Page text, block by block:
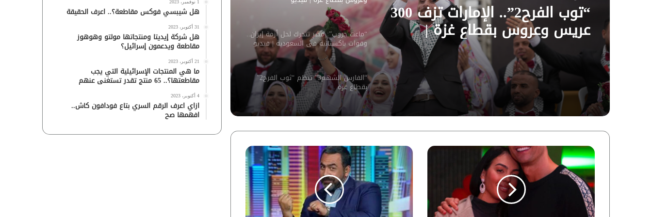
“توب الفرح2”.. الإمارات تزف 300
عريس وعروس بقطاع غزة |
فيديو “ماعت جروب”: مصر تتحرك لحل أزمة إيران..
وقوات باكستانية في السعودية | فيديو
“الفارس الشهم3” تنظم “ثوب الفرح2”
بقطاع غزة
سيد يرزق بـ”سليمان” وسط أجواء من
حفل إفطار لأسر قطاع غزة بالسفارة
التركية بالقاهرة | فيديو لـ”ماعت”
في يوم زايد للعمل الإنساني.. إفطار
1 نوفمبر، 2023
هل شيبسي فوكس مقاطعة؟.. اعرف الحقيقة
31 أكتوبر، 2023
هل شركة إيديتا ومنتجاتها مولتو وهوهوز
مقاطعة ويدعمون إسرائيل؟
21 أكتوبر، 2023
ما هي المنتجات الإسرائيلية التي يجب
مقاطعتها؟.. 65 منتج تقدر تستغنى عنهم
4 أكتوبر، 2023
ازاي اعرف الرقم السري بتاع فودافون كاش..
افهمها صح